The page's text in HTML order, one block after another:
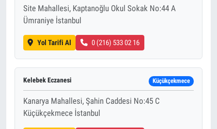
Site Mahallesi, Kaptanoğlu Okul Sokak No:44 A
Ümraniye İstanbul
Yol Tarifi Al 0 (216) 533 02 16
Kelebek Eczanesi Küçükçekmece
Kanarya Mahallesi, Şahin Caddesi No:45 C
Küçükçekmece İstanbul